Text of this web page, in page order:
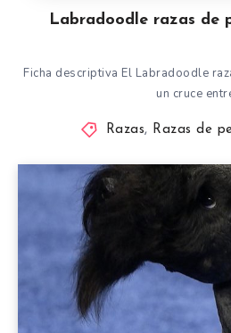
Labradoodle razas de
Ficha descriptiva El Labradoodle
un cruce
Razas, Razas de